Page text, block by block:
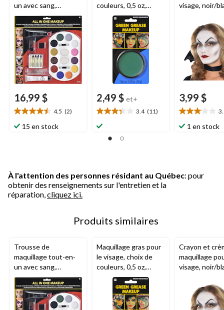
un avec sang,
paillettes et crayons,
multicolore, taille
unique, paq. 18,
accessoires de
costume pour
l'Halloween
16,99 $
4.5 (2)
4.5
étoile(s)
15 en stock
couleurs, 0,5 oz,
accessoire de
costume pour
l'Halloween
2,49 $ et+
3.4 (11)
3.4
étoile(s)
visage, noir/
accessoire de
costume pour
l'Halloween
3,99 $
3.1
étoile(s)
1 en stock
À l'attention des personnes résidant au Québec: pour
obtenir des renseignements sur l'entretien et la
réparation, cliquez ici.
Produits similaires
Trousse de
maquillage tout-en-
un avec sang,
paillettes et crayons,
multicolore, taille
unique, paq. 18,
accessoires de
Maquillage gras pour
le visage, choix de
couleurs, 0,5 oz,
accessoire de
costume pour
l'Halloween
Crayon et
maquillage
visage, noir/
accessoire de
costume pour
l'Halloween